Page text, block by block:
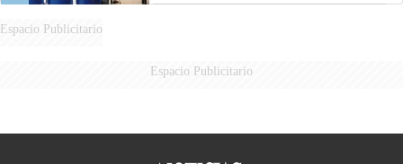
Espacio Publicitario
Espacio Publicitario